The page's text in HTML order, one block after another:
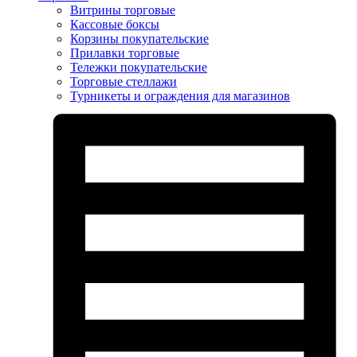
Витрины торговые
Кассовые боксы
Корзины покупательские
Прилавки торговые
Тележки покупательские
Торговые стеллажи
Турникеты и ограждения для магазинов